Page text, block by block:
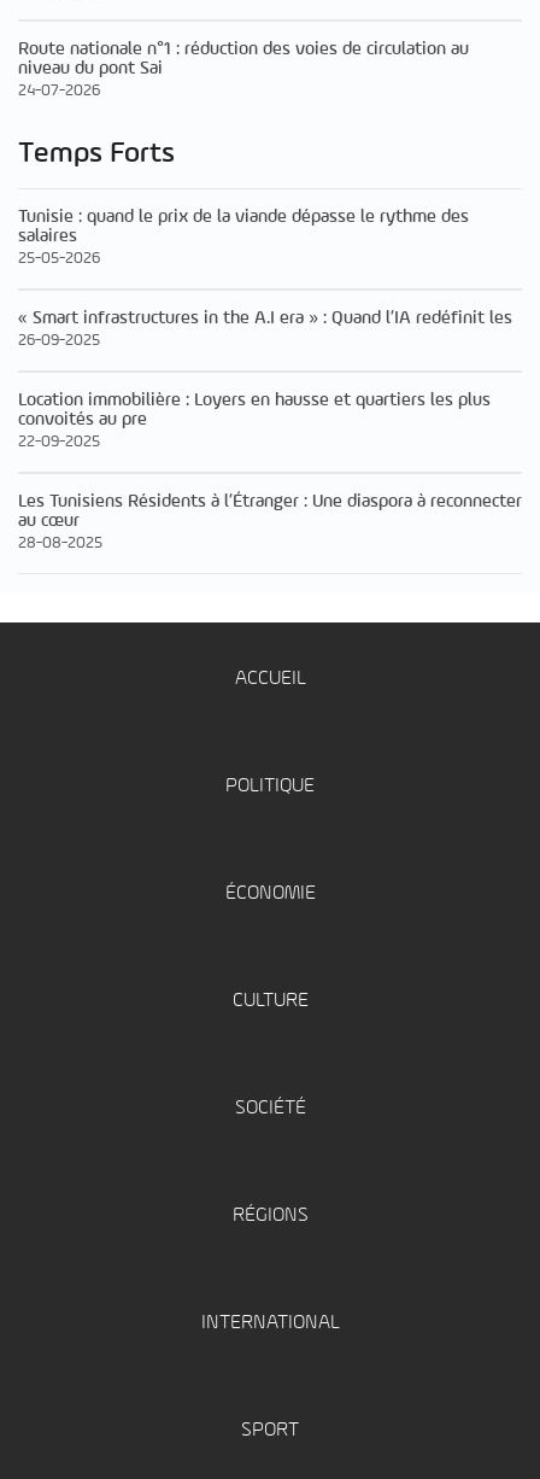
Route nationale n°1 : réduction des voies de circulation au
niveau du pont Sai
24-07-2026
Temps Forts
Tunisie : quand le prix de la viande dépasse le rythme des
salaires
25-05-2026
« Smart infrastructures in the A.I era » : Quand l’IA redéfinit les
26-09-2025
Location immobilière : Loyers en hausse et quartiers les plus
convoités au pre
22-09-2025
Les Tunisiens Résidents à l’Étranger : Une diaspora à reconnecter
au cœur
28-08-2025
ACCUEIL
POLITIQUE
ÉCONOMIE
CULTURE
SOCIÉTÉ
RÉGIONS
INTERNATIONAL
SPORT